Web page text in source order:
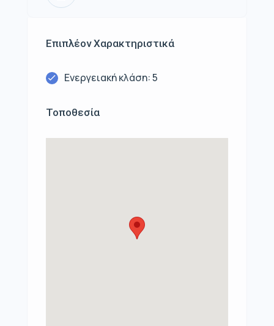
Επιπλέον Χαρακτηριστικά
Ενεργειακή κλάση: 5
Τοποθεσία